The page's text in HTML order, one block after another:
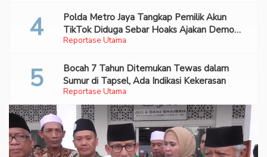
Reportase Utama
Polda Metro Jaya Tangkap Pemilik Akun
TikTok Diduga Sebar Hoaks Ajakan Demo
Turunkan Prabowo-Gibran
Reportase Utama
Bocah 7 Tahun Ditemukan Tewas dalam
Sumur di Tapsel, Ada Indikasi Kekerasan